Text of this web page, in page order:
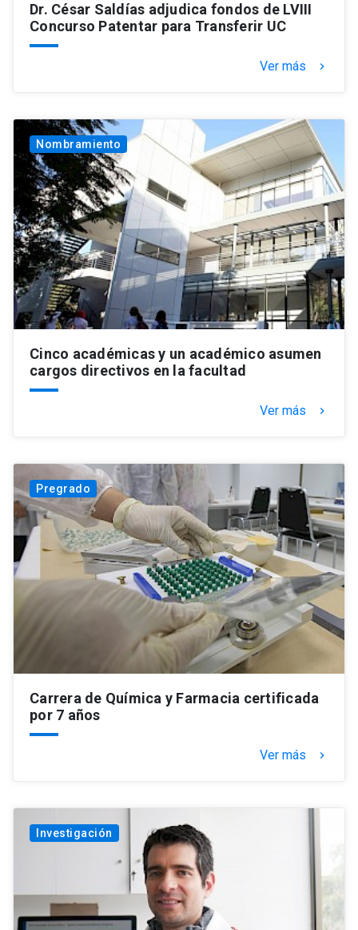
Dr. César Saldías adjudica fondos de LVIII
Concurso Patentar para Transferir UC
Ver más keyboard_arrow_right
Nombramiento
Cinco académicas y un académico asumen
cargos directivos en la facultad
Ver más keyboard_arrow_right
Pregrado
Carrera de Química y Farmacia certificada
por 7 años
Ver más keyboard_arrow_right
Investigación